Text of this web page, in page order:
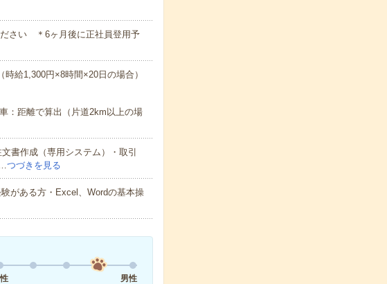
さい ＊6ヶ月後に正社員登用予
給1,300円×8時間×20日の場合）
距離で算出（片道2km以上の場
書作成（専用システム）・取引
つづきを見る
がある方・Excel、Wordの基本操
男性